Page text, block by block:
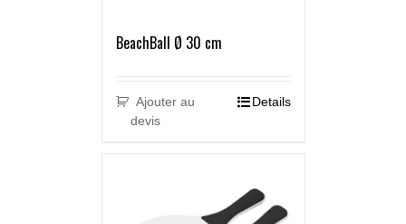
BeachBall Ø 30 cm
Ajouter au
devis
Details